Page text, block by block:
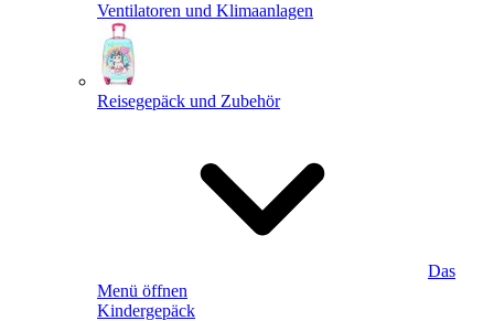
Ventilatoren und Klimaanlagen
Reisegepäck und Zubehör
Das
Menü öffnen
Kindergepäck